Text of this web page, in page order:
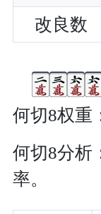
改良数
何切8权重
何切8分析
率。